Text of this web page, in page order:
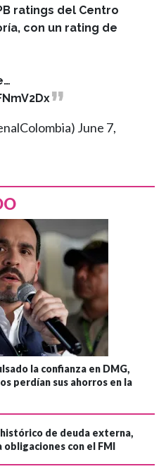
ratings del Centro
con un rating de
June 7,
la confianza en DMG,
perdían sus ahorros en la
de deuda externa,
con el FMI